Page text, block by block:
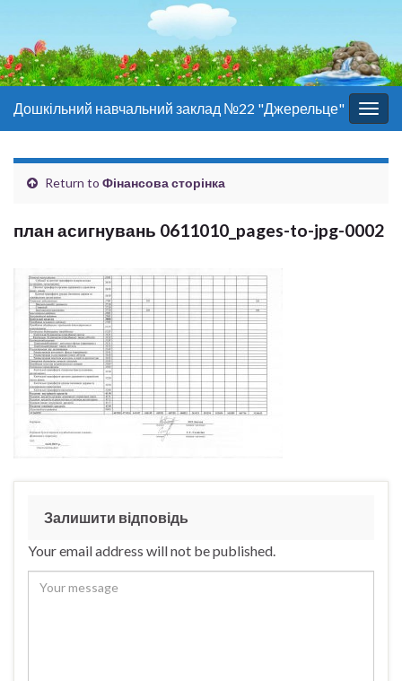
Дошкільний навчальний заклад №22 "Джерельце"
Return to Фінансова сторінка
план асигнувань 0611010_pages-to-jpg-0002
Залишити відповідь
Your email address will not be published.